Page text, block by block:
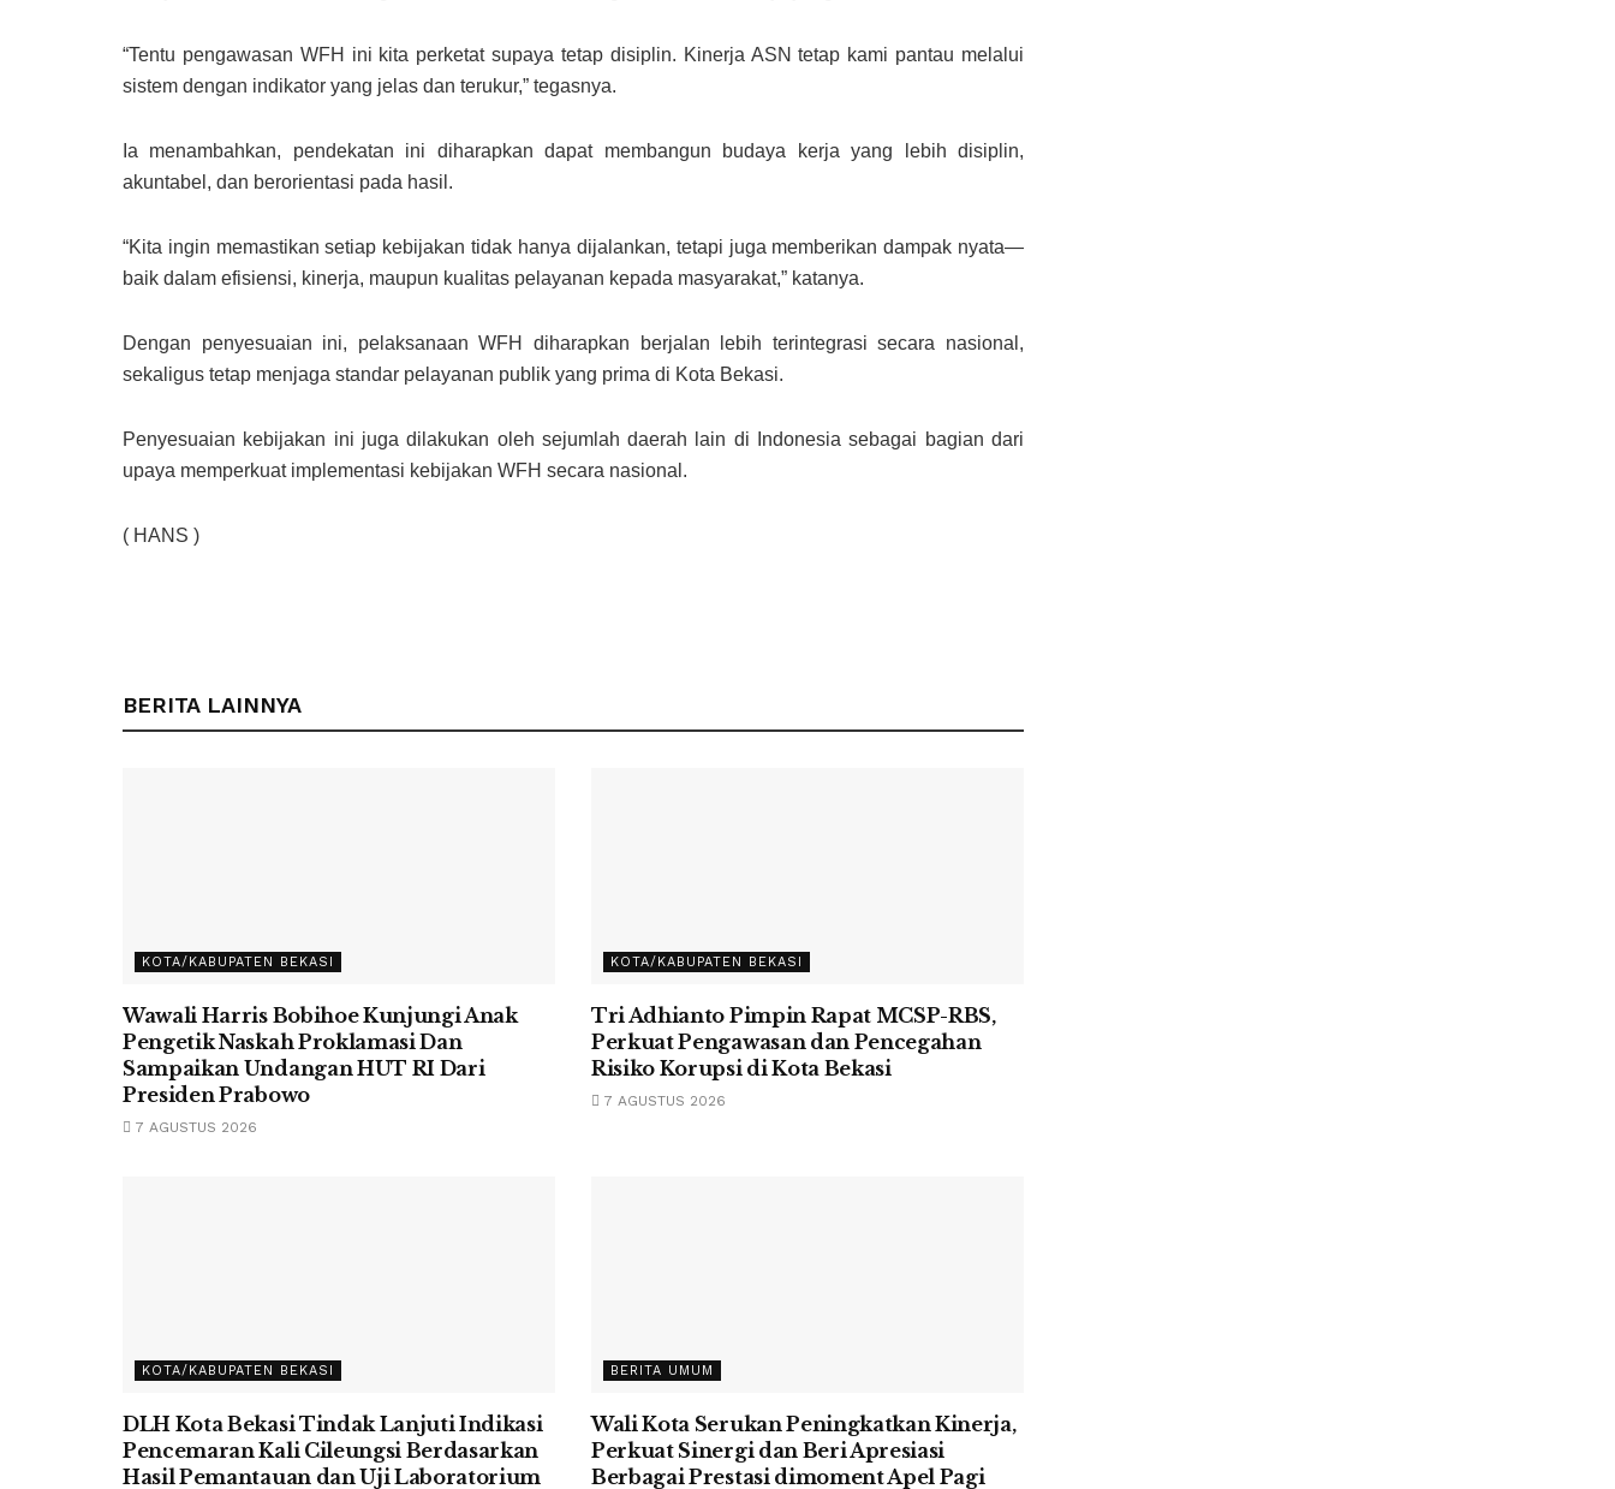
“Tentu pengawasan WFH ini kita perketat supaya tetap disiplin. Kinerja ASN tetap kami pantau melalui
sistem dengan indikator yang jelas dan terukur,” tegasnya.
Ia menambahkan, pendekatan ini diharapkan dapat membangun budaya kerja yang lebih disiplin,
akuntabel, dan berorientasi pada hasil.
“Kita ingin memastikan setiap kebijakan tidak hanya dijalankan, tetapi juga memberikan dampak nyata—
baik dalam efisiensi, kinerja, maupun kualitas pelayanan kepada masyarakat,” katanya.
Dengan penyesuaian ini, pelaksanaan WFH diharapkan berjalan lebih terintegrasi secara nasional,
sekaligus tetap menjaga standar pelayanan publik yang prima di Kota Bekasi.
Penyesuaian kebijakan ini juga dilakukan oleh sejumlah daerah lain di Indonesia sebagai bagian dari
upaya memperkuat implementasi kebijakan WFH secara nasional.
( HANS )
BERITA LAINNYA
KOTA/KABUPATEN BEKASI
Wawali Harris Bobihoe Kunjungi Anak
Pengetik Naskah Proklamasi Dan
Sampaikan Undangan HUT RI Dari
Presiden Prabowo
7 AGUSTUS 2026
KOTA/KABUPATEN BEKASI
Tri Adhianto Pimpin Rapat MCSP-RBS,
Perkuat Pengawasan dan Pencegahan
Risiko Korupsi di Kota Bekasi
7 AGUSTUS 2026
KOTA/KABUPATEN BEKASI
DLH Kota Bekasi Tindak Lanjuti Indikasi
Pencemaran Kali Cileungsi Berdasarkan
Hasil Pemantauan dan Uji Laboratorium
BERITA UMUM
Wali Kota Serukan Peningkatkan Kinerja,
Perkuat Sinergi dan Beri Apresiasi
Berbagai Prestasi dimoment Apel Pagi